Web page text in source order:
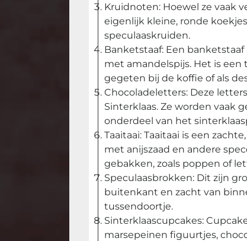
Kruidnoten: Hoewel ze vaak
eigenlijk kleine, ronde
speculaaskruiden.
Banketstaaf: Een
met amandelspijs. Het is
gegeten bij de koffie of als
Chocoladeletters: Deze
Sinterklaas. Ze worden vaak
onderdeel van het
Taaitaai: Taaitaai is een
met anijszaad en andere
gebakken, zoals poppen of
Speculaasbrokken: Dit zijn
buitenkant en zacht van
tussendoortje.
Sinterklaascupcakes:
marsepeinen figuurtjes,